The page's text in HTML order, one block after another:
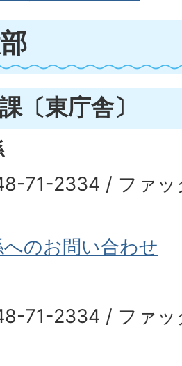
〔東庁舎〕
71-2334 / ファ
のお問い合わせ
71-2334 / ファ